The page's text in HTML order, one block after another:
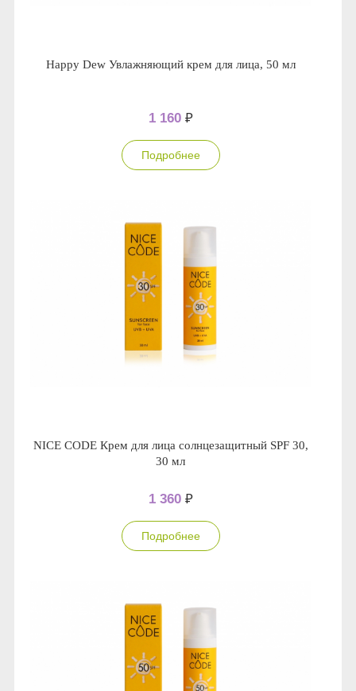
Happy Dew Увлажняющий крем для лица, 50 мл
1 160 ₽
Подробнее
NICE CODE Крем для лица солнцезащитный SPF 30,
30 мл
1 360 ₽
Подробнее